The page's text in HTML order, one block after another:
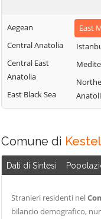
Aegean
Central Anatolia
Central East
Anatolia
East Black Sea
East
Comune di Kestel
Dati di Sintesi
Stranieri residenti nel
bilancio demografico,